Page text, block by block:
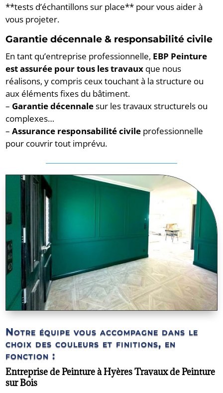
**tests d’échantillons sur place** pour vous aider à
vous projeter.
Garantie décennale & responsabilité civile
En tant qu’entreprise professionnelle, EBP Peinture
est assurée pour tous les travaux que nous
réalisons, y compris ceux touchant à la structure ou
aux éléments fixes du bâtiment.
– Garantie décennalesur les travaux structurels ou
complexes…
–Assurance responsabilité civile professionnelle
pour couvrir tout imprévu.
Notre équipe vous accompagne dans le
choix des couleurs et finitions, en
fonction :
Entreprise de Peinture à Hyères Travaux de Peinture
sur Bois